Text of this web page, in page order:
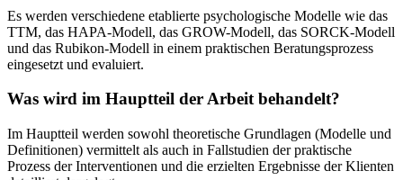
Es werden verschiedene etablierte psychologische Modelle wie das
TTM, das HAPA-Modell, das GROW-Modell, das SORCK-Modell
und das Rubikon-Modell in einem praktischen Beratungsprozess
eingesetzt und evaluiert.
Was wird im Hauptteil der Arbeit behandelt?
Im Hauptteil werden sowohl theoretische Grundlagen (Modelle und
Definitionen) vermittelt als auch in Fallstudien der praktische
Prozess der Interventionen und die erzielten Ergebnisse der Klienten